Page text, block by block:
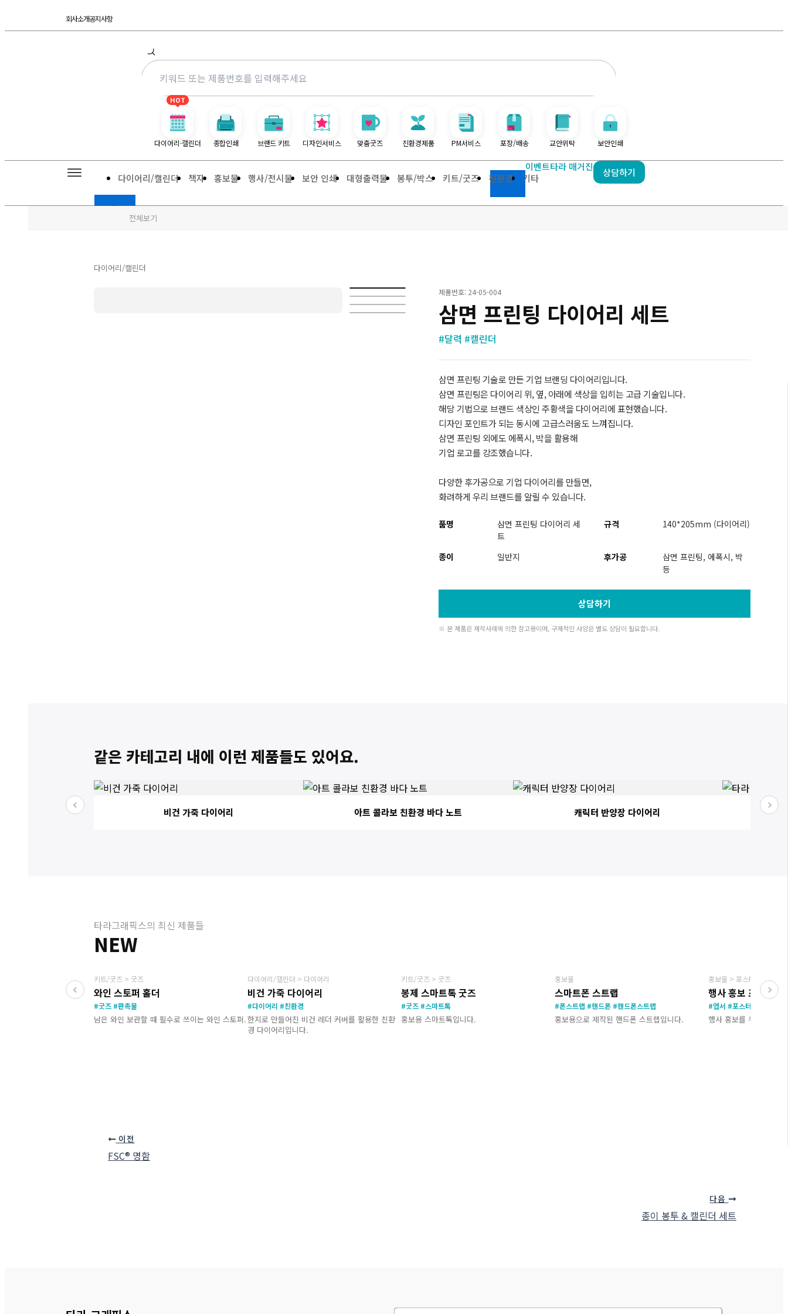
회사소개공지사항
HOT
다이어리·캘린더 종합인쇄 브랜드 키트 디자인서비스 맞춤굿즈 친환경제품 PM서비스 포장/배송 교안위탁 보안인쇄
다이어리/캘린더 책자 홍보물 행사/전시물 보안 인쇄 대형출력물 봉투/박스 키트/굿즈 친환경 기타
X
이벤트타라 매거진 상담하기
전체보기
다이어리/캘린더
제품번호: 24-05-004
삼면 프린팅 다이어리 세트
#달력 #캘린더
삼면 프린팅 기술로 만든 기업 브랜딩 다이어리입니다.
삼면 프린팅은 다이어리 위, 옆, 아래에 색상을 입히는 고급 기술입니다.
해당 기법으로 브랜드 색상인 주황색을 다이어리에 표현했습니다.
디자인 포인트가 되는 동시에 고급스러움도 느껴집니다.
삼면 프린팅 외에도 에폭시, 박을 활용해
기업 로고를 강조했습니다.
다양한 후가공으로 기업 다이어리를 만들면,
화려하게 우리 브랜드를 알릴 수 있습니다.
품명
삼면 프린팅 다이어리 세
트
규격 140*205mm (다이어리)
종이 일반지 후가공
삼면 프린팅, 에폭시, 박
등
상담하기
※ 본 제품은 제작사례에 의한 참고용이며, 구체적인 사양은 별도 상담이 필요합니다.
같은 카테고리 내에 이런 제품들도 있어요.
비건 가죽 다이어리 아트 콜라보 친환경 바다 노트 캐릭터 반양장 다이어리 타
타라그래픽스의 최신 제품들
NEW
키트/굿즈 > 굿즈
와인 스토퍼 홀더
#굿즈 #판촉물
남은 와인 보관할 때 필수로 쓰이는 와인 스토퍼.
다이어리/캘린더 > 다이어리
비건 가죽 다이어리
#다이어리 #친환경
한지로 만들어진 비건 레더 커버를 활용한 친환
경 다이어리입니다.
키트/굿즈 > 굿즈
봉제 스마트톡 굿즈
#굿즈 #스마트톡
홍보용 스마트톡입니다.
홍보물
스마트폰 스트랩
#폰스트랩 #핸드폰 #핸드폰스트랩
홍보용으로 제작된 핸드폰 스트랩입니다.
홍보물 > 포스터
행사 홍보 포스터,
#엽서 #포스터
행사 홍보를 위해 제작
이전
FSC® 명함
다음
종이 봉투 & 캘린더 세트